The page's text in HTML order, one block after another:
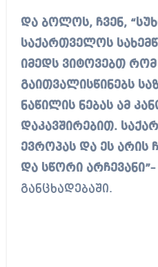
და ბოლოს, ჩვენ,
საქართველოს
იმედს ვიტოვებთ
გაითვალისწინებს
ნაწილის ნებას ამ
დაკავშირებით.
ევროპას და ეს არის
და სწორი არჩევანი”
განცხადებაში.